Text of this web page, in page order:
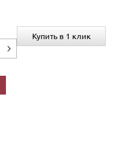
Купить в 1 клик